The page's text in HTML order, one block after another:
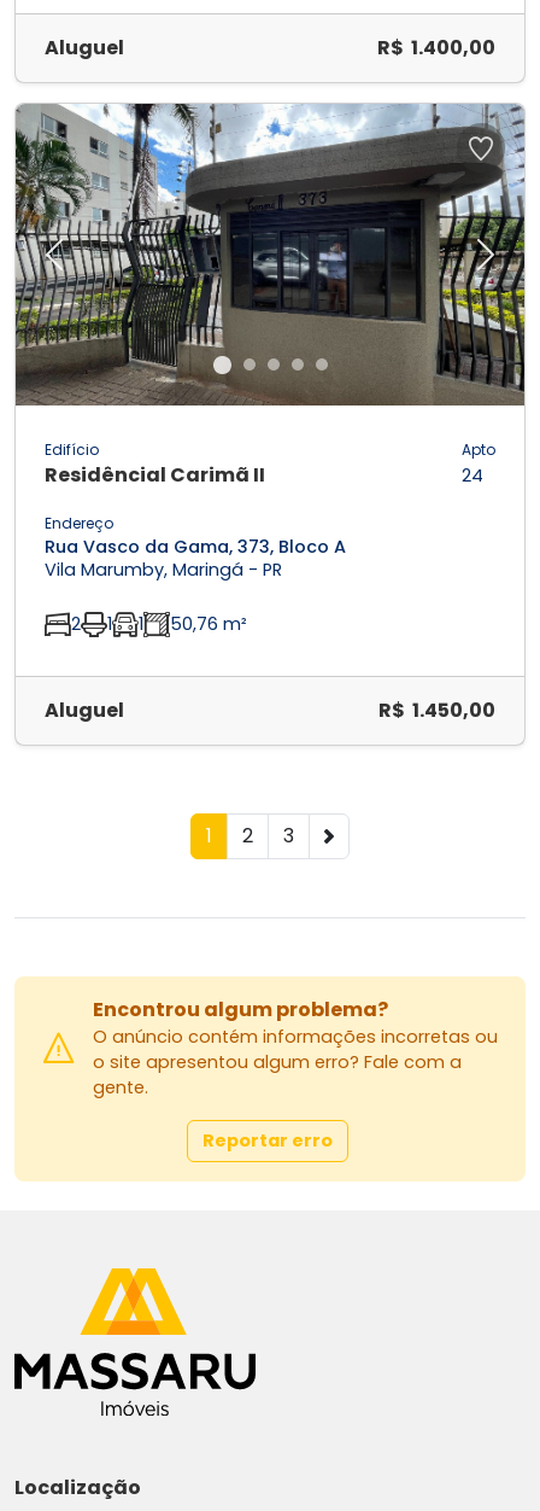
Aluguel R$ 1.400,00
Previous Next
Edifício
Residêncial Carimã II
Apto
24
Endereço
Rua Vasco da Gama, 373, Bloco A
Vila Marumby, Maringá - PR
2 1 1 50,76 m²
Aluguel R$ 1.450,00
1 2 3
Encontrou algum problema?
O anúncio contém informações incorretas ou
o site apresentou algum erro? Fale com a
gente.
Reportar erro
Localização